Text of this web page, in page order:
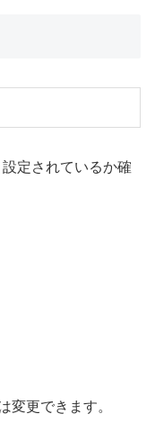
定されているか確
変更できます。